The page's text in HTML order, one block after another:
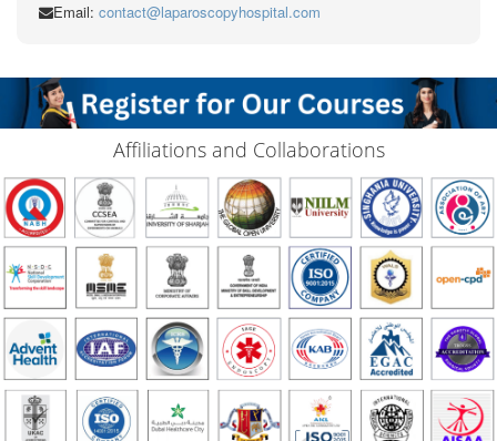
Email: contact@laparoscopyhospital.com
Affiliations and Collaborations